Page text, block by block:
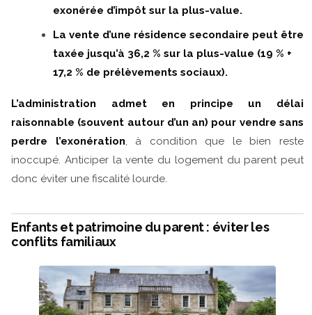
exonérée d’impôt sur la plus-value.
La vente d’une résidence secondaire peut être
taxée jusqu’à 36,2 % sur la plus-value (19 % +
17,2 % de prélèvements sociaux).
L’administration admet en principe un délai
raisonnable (souvent autour d’un an) pour vendre sans
perdre l’exonération, à condition que le bien reste
inoccupé. Anticiper la vente du logement du parent peut
donc éviter une fiscalité lourde.
Enfants et patrimoine du parent : éviter les
conflits familiaux